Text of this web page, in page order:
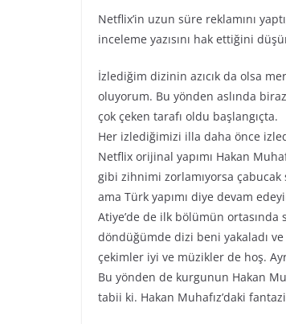
Netflix’in uzun süre reklamını
inceleme yazısını hak ettiğini
İzlediğim dizinin azıcık da olsa
oluyorum. Bu yönden aslında biraz
çok çeken tarafı oldu başlangıçta.
Her izlediğimizi illa daha önce
Netflix orijinal yapımı Hakan
gibi zihnimi zorlamıyorsa çabucak
ama Türk yapımı diye devam
Atiye’de de ilk bölümün ortasında
döndüğümde dizi beni yakaladı
çekimler iyi ve müzikler de hoş.
Bu yönden de kurgunun Hakan
tabii ki. Hakan Muhafız’daki